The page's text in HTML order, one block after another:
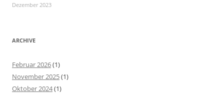
Dezember 2023
ARCHIVE
Februar 2026(1)
November 2025(1)
Oktober 2024(1)